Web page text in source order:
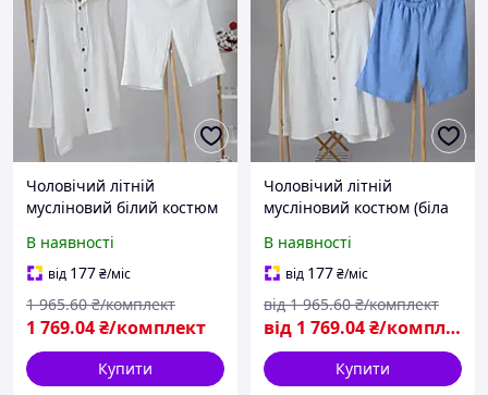
Чоловічий літній
мусліновий білий костюм
капюшоном+шорти) Mrou
В наявності
від 177₴/міс
1 769.04₴/комплект
1 965.60 ₴/комплект
Купити
Чоловічий літній
мусліновий костюм (біла
блакитні шорти) Mrou
В наявності
від 177₴/міс
від 1 769.04₴/комплект
від 1 965.60 ₴/комплект
Купити